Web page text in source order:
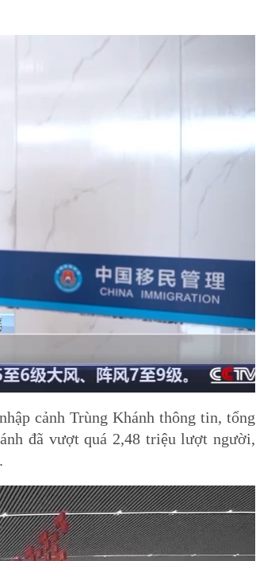
cảnh Trùng Khánh thông tin, tổng
đã vượt quá 2,48 triệu lượt người,